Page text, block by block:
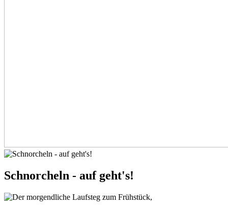
Schnorcheln - auf geht's!